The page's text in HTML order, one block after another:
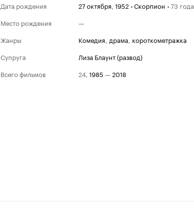
Дата рождения
27 октября, 1952 •Скорпион •73 года
Место рождения
—
Жанры
комедия, драма, короткометражка
Супруга
Лиза Блаунт (развод)
Всего фильмов
24, 1985 — 2018